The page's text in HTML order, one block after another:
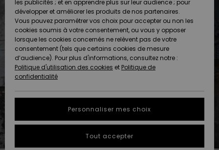
Snow
Nouveautés
A
Découvrir
Snow
Nouveautés
A
Découvrir
Communauté
A
Découvrir
Communauté
OUTLET
AIDE &
CONTACT
Quiksilver
Freedom
Protection
des
tailles
MAGASINS
QUIKSILVER
les publicités ; et en apprendre plus sur leur audience ; pour
développer et améliorer les produits de nos partenaires.
Vous pouvez paramétrer vos choix pour accepter ou non les
cookies soumis à votre consentement, ou vous y opposer
lorsque les cookies concernés ne relèvent pas de votre
consentement (tels que certains cookies de mesure
d’audience). Pour plus d'informations, consultez notre :
Politique d'utilisation des cookies et Politique de
confidentialité
Personnaliser mes choix
Tout accepter